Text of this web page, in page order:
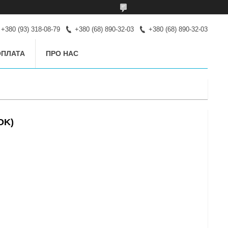
+380 (93) 318-08-79 +380 (68) 890-32-03 +380 (68) 890-32-03
ПРО НАС